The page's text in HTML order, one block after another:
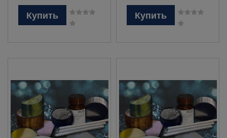
Купить Купить